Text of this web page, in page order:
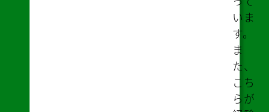
が、
ズー
ム等
によ
り説
明・